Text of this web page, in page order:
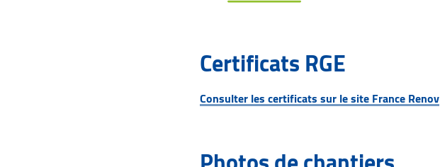
Certificats RGE
Consulter les certificats sur le site France Renov